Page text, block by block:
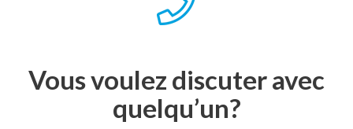
Vous voulez discuter avec
quelqu’un?